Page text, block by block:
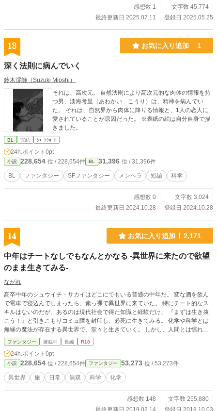
感想数 1
文字数 45,774
最終更新日 2025.07.11
登録日 2025.05.25
13 お気に入り追加 1
深く法則に病んでいく
鈴木澪師（Suzuki Mioshi）
それは、高次元。 自然法則により高次元的な肉体の情報を持
つ男、淡海考里（あわかい こうり）は、精神を病んでい
た。 それは、自然界から肉体に降りる情報と、1人の恋人に
愛されていることが原因だった。 ※表紙の絵は自分自身で描
きました。
BL 完結 ｼｮｰﾄｼｮｰﾄ
24h.ポイント 0pt
小説 228,654 位 / 228,654件 BL 31,396 位 / 31,396件
BL ファンタジー SFファンタジー メンヘラ 短編 科学
感想数 0
文字数 3,024
最終更新日 2024.10.28
登録日 2024.10.28
14 お気に入り追加 2,171
中年はチートなしでもなんとかなる -異世界に来たので欲望
のまま生きてみる-
ながれ
高卒中年のシュウイチ・サカイはどこにでもいる普通の中年だ。 変な酒を飲ん
で電車で寝込んでしまったら、素っ裸で異世界に来ていた。 特にチート的なス
キルはないのだが、あるのは現代社会で得た知識と経験だけ、 『まずは生き抜
こう！』と引きこもりコミュ障を封印し、必死に生きてみる。 化学や科学とは
無縁の魔法が存在する異世界で、堂々と生きていく。 しかし、人間とは慣れる
もの、いつしか彼は 『好きなことして生きていく！』のキャッチフレーズにた
どり着いていく。
ファンタジー 連載中 長編 R18
24h.ポイント 0pt
小説 228,654 位 / 228,654件 ファンタジー 53,273 位 / 53,273件
異世界 旅 日常 無双 科学 化学
感想数 148
文字数 255,880
最終更新日 2019.02.14
登録日 2018.10.03